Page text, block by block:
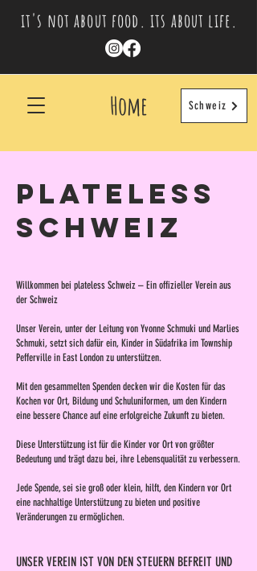
it's not about food. its about life.
Schweiz
Home​
PLATELESS
SCHWEIZ
Willkommen bei plateless Schweiz – Ein offizieller Verein aus
der Schweiz
Unser Verein, unter der Leitung von Yvonne Schmuki und Marlies
Schmuki, setzt sich dafür ein, Kinder in Südafrika im Township
Pefferville in East London zu unterstützen.
Mit den gesammelten Spenden decken wir die Kosten für das
Kochen vor Ort, Bildung und Schuluniformen, um den Kindern
eine bessere Chance auf eine erfolgreiche Zukunft zu bieten.
Diese Unterstützung ist für die Kinder vor Ort von größter
Bedeutung und trägt dazu bei, ihre Lebensqualität zu verbessern.
Jede Spende, sei sie groß oder klein, hilft, den Kindern vor Ort
eine nachhaltige Unterstützung zu bieten und positive
Veränderungen zu ermöglichen.
UNSER VEREIN IST VON DEN STEUERN BEFREIT UND